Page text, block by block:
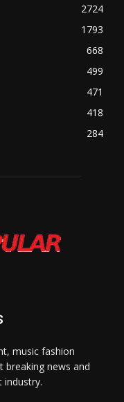
2724
1793
668
499
471
418
284
music fashion
breaking news and